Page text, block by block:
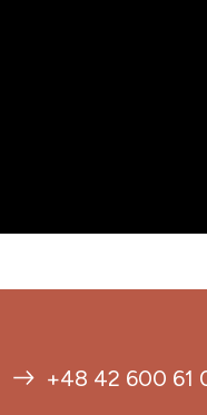
+48 42 600 61